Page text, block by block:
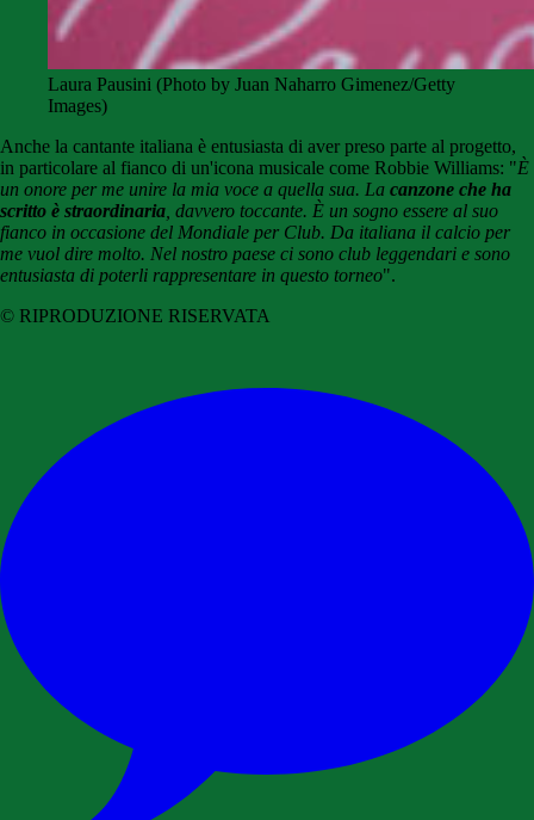
Laura Pausini (Photo by Juan Naharro Gimenez/Getty
Images)
Anche la cantante italiana è entusiasta di aver preso parte al progetto,
in particolare al fianco di un'icona musicale come Robbie Williams: "È
un onore per me unire la mia voce a quella sua. La canzone che ha
scritto è straordinaria , davvero toccante. È un sogno essere al suo
fianco in occasione del Mondiale per Club. Da italiana il calcio per
me vuol dire molto. Nel nostro paese ci sono club leggendari e sono
entusiasta di poterli rappresentare in questo torneo".
© RIPRODUZIONE RISERVATA